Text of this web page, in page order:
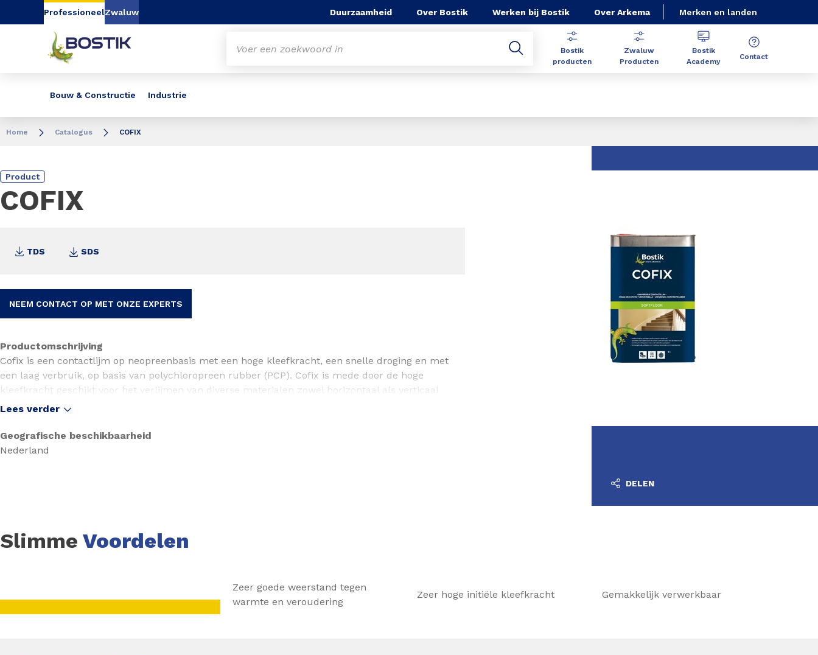
Go to content Go to navigation
ProfessioneelZwaluw Duurzaamheid Over Bostik Werken bij Bostik Over Arkema Merken en landen
Bouw & Constructie Industrie
Bostik
producten
Zwaluw
Producten
Bostik
Academy
Contact
Home Catalogus COFIX
Product
COFIX
TDS SDS
NEEM CONTACT OP MET ONZE EXPERTS
Productomschrijving
Cofix is een contactlijm op neopreenbasis met een hoge kleefkracht, een snelle droging en met
een laag verbruik, op basis van polychloropreen rubber (PCP). Cofix is mede door de hoge
kleefkracht geschikt voor het verlijmen van diverse materialen zowel horizontaal als verticaal
zoals:
Afwerkprofielen: rubber, plinten en trapneuzen
Hout en derivaten: massief hout, triplex, spaanplaat, MDF enz.
Lees verder
Geografische beschikbaarheid
Nederland
DELEN
Slimme Voordelen
Zeer goede weerstand tegen
warmte en veroudering
Zeer hoge initiële kleefkracht Gemakkelijk verwerkbaar